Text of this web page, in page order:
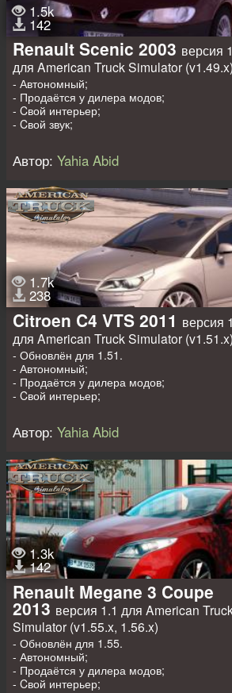
1.5k
142
Renault Scenic 2003 версия
для American Truck Simulator (v1.49.x)
- Автономный;
- Продаётся у дилера модов;
- Cвой интерьер;
- Cвой звук;
- Красится.
Доп моды на прицепы, пассажиров
-Дом на колёсах для 1.32 - 1.49;
-Легковой прицеп в собственность для
-Пассажирский мод для ATS
Автор: Yahia Abid
1.7k
238
Citroen C4 VTS 2011 версия
для American Truck Simulator (v1.51.x)
- Обновлён для 1.51.
- Автономный;
- Продаётся у дилера модов;
- Cвой интерьер;
- Свои колёса;
- Красится.
Доп моды на прицепы, пассажиров
-Дом на колёсах для 1.32 - 1.51;
-Легковой прицеп в собственность для
-Пассажирский мод для ATS.
Автор: YAHIA ABID (Gaza)
Автор: Yahia Abid
1.3k
142
Renault Megane 3 Coupe
2013 версия 1.1 для American Truck
Simulator (v1.55.x, 1.56.x)
- Обновлён для 1.55.
- Автономный;
- Продаётся у дилера модов;
- Cвой интерьер;